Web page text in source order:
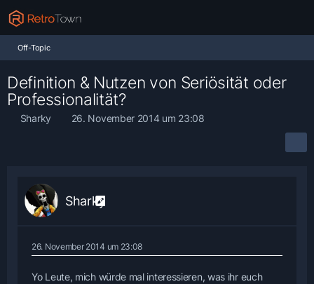
Off-Topic
Definition & Nutzen von Seriösität oder
Professionalität?
Sharky 26. November 2014 um 23:08
Sharky
26. November 2014 um 23:08
Yo Leute, mich würde mal interessieren, was ihr euch